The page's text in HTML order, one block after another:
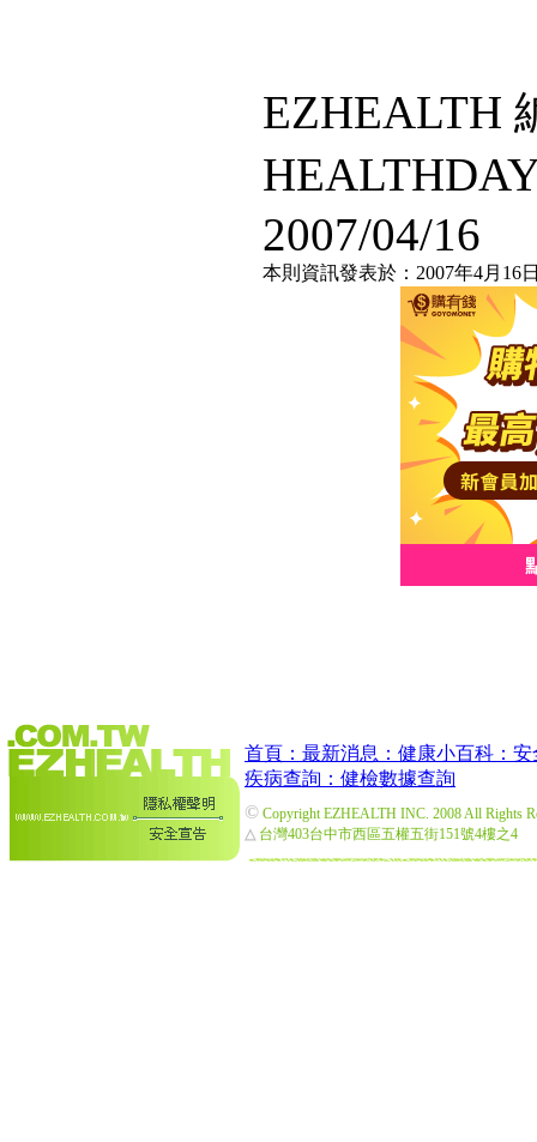
EZHEALTH
2007/04/16
本則資訊發表於：2007年4月16
首頁： 最新消息： 健康小百科： 安
疾病查詢： 健檢數據查詢
© Copyright EZHEALTH INC. 2008 All Rights
△ 台灣403台中市西區五權五街151號4樓之4